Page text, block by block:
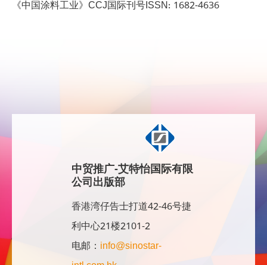
《中国涂料工业》CCJ国际刊号ISSN: 1682-4636
中贸推广-艾特怡国际有限
公司出版部
香港湾仔告士打道42-46号捷
利中心21楼2101-2
电邮： info@sinostar-